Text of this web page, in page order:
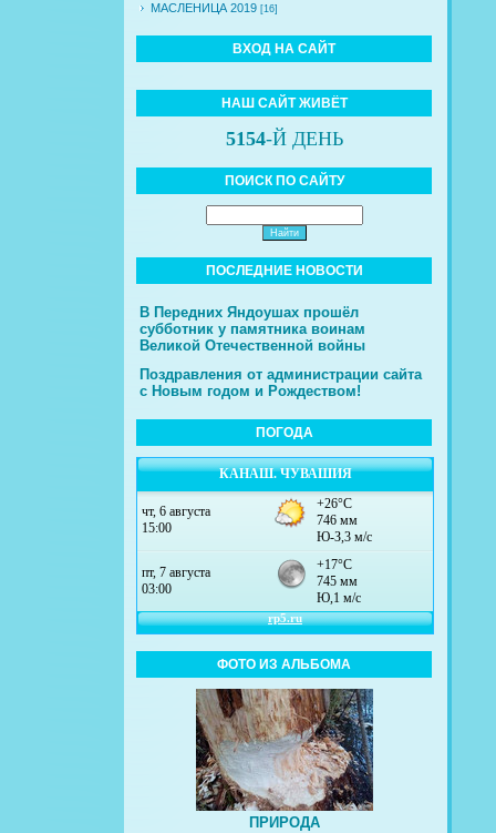
МАСЛЕНИЦА 2019 [16]
ВХОД НА САЙТ
НАШ САЙТ ЖИВЁТ
5154-Й ДЕНЬ
ПОИСК ПО САЙТУ
ПОСЛЕДНИЕ НОВОСТИ
В Передних Яндоушах прошёл
субботник у памятника воинам
Великой Отечественной войны
Поздравления от администрации сайта
с Новым годом и Рождеством!
ПОГОДА
КАНАШ. ЧУВАШИЯ
ФОТО ИЗ АЛЬБОМА
ПРИРОДА